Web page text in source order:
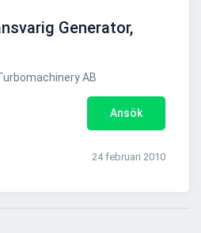
Generator,
AB
Ansök
24 februari 2010